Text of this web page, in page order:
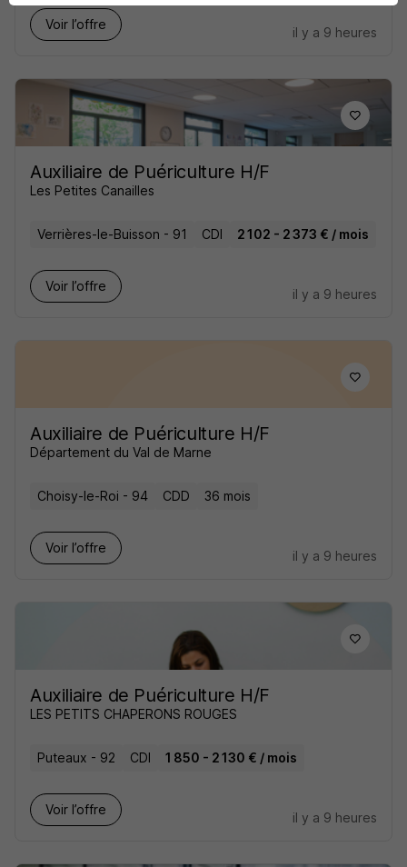
Voir l’offre
il y a 9 heures
Auxiliaire de Puériculture H/F
Les Petites Canailles
Verrières-le-Buisson - 91 CDI 2 102 - 2 373 € / mois
Voir l’offre
il y a 9 heures
Auxiliaire de Puériculture H/F
Département du Val de Marne
Choisy-le-Roi - 94 CDD 36 mois
Voir l’offre
il y a 9 heures
Auxiliaire de Puériculture H/F
LES PETITS CHAPERONS ROUGES
Puteaux - 92 CDI 1 850 - 2 130 € / mois
Voir l’offre
il y a 9 heures